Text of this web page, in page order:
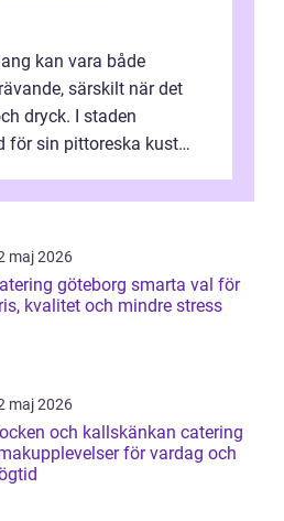
kan vara både
särskilt när det
dryck. I staden
för sin pittoreska kust
maj 2026
göteborg smarta val för
kvalitet och mindre stress
maj 2026
och kallskänkan catering
för vardag och